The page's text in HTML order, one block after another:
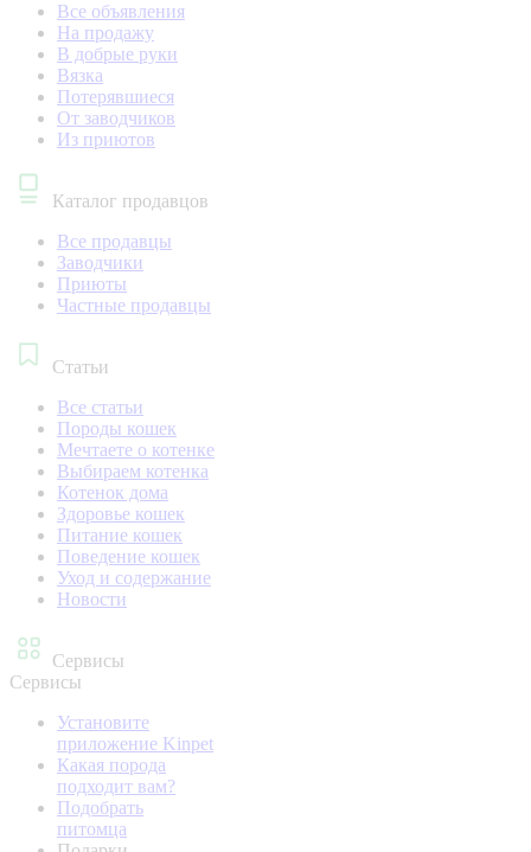
Все объявления
На продажу
В добрые руки
Вязка
Потерявшиеся
От заводчиков
Из приютов
Каталог продавцов
Все продавцы
Заводчики
Приюты
Частные продавцы
Статьи
Все статьи
Породы кошек
Мечтаете о котенке
Выбираем котенка
Котенок дома
Здоровье кошек
Питание кошек
Поведение кошек
Уход и содержание
Новости
Сервисы
Сервисы
Установите
приложение Kinpet
Какая порода
подходит вам?
Подобрать
питомца